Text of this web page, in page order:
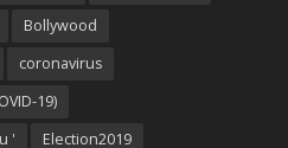
Bollywood
coronavirus
19)
'
Election2019